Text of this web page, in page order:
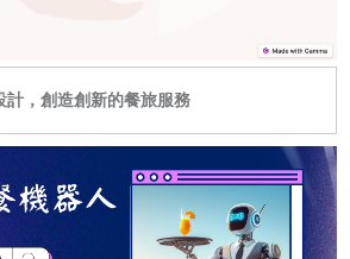
計，創造創新的餐旅服務